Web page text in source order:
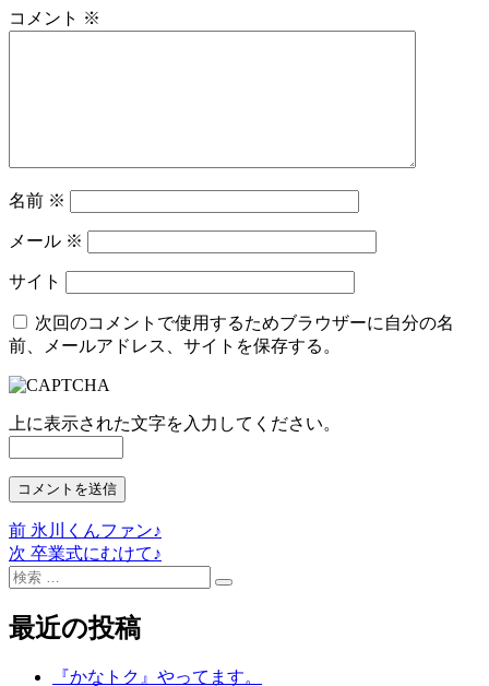
コメント ※
名前 ※
メール ※
サイト
次回のコメントで使用するためブラウザーに自分の名
前、メールアドレス、サイトを保存する。
上に表示された文字を入力してください。
投
稿
ビ
前 前
の
投
氷川くんファン♪
次 次
の
稿:
卒業式にむけて♪
検
検
最近の投稿
『かなトク』やってます。